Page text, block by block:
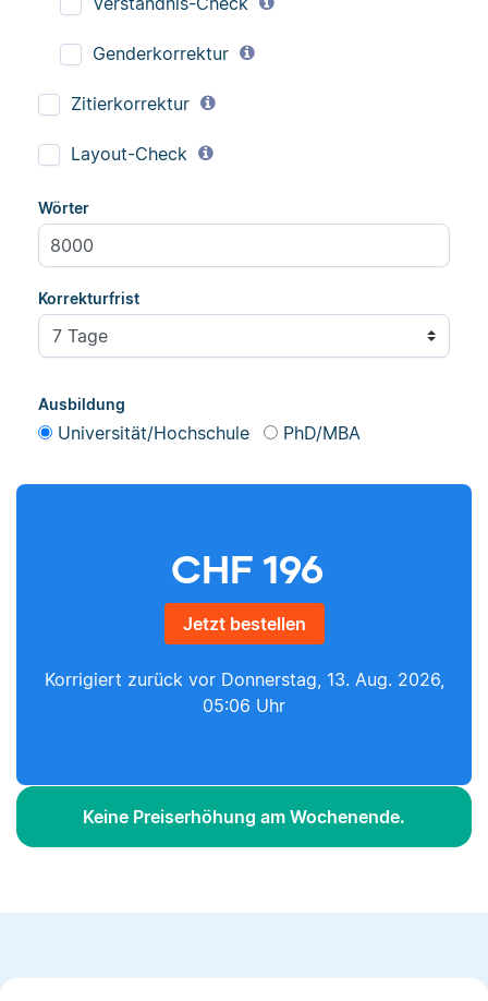
Genderkorrektur
Zitierkorrektur
Layout-Check
Wörter
Korrekturfrist
Ausbildung
Universität/Hochschule PhD/MBA
CHF 196
Jetzt bestellen
Korrigiert zurück vor Donnerstag, 13. Aug. 2026,
05:06 Uhr
Keine Preiserhöhung am Wochenende.